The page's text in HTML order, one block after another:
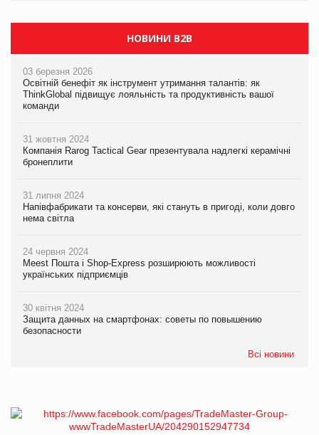
НОВИНИ B2B
03 березня 2026
Освітній бенефіт як інструмент утримання талантів: як
ThinkGlobal підвищує лояльність та продуктивність вашої
команди
31 жовтня 2024
Компанія Rarog Tactical Gear презентувала надлегкі керамічні
бронеплити
31 липня 2024
Напівфабрикати та консерви, які стануть в пригоді, коли довго
нема світла
24 червня 2024
Meest Пошта і Shop-Express розширюють можливості
українських підприємців
30 квітня 2024
Защита данных на смартфонах: советы по повышению
безопасности
Всі новини